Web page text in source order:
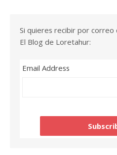
Si quieres recibir por
El Blog de Loretahur:
Email Address